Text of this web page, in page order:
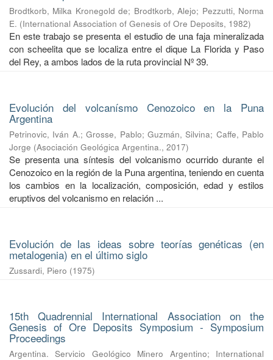
Brodtkorb, Milka Kronegold de; Brodtkorb, Alejo; Pezzutti, Norma
E. (International Association of Genesis of Ore Deposits, 1982)
En este trabajo se presenta el estudio de una faja mineralizada
con scheelita que se localiza entre el dique La Florida y Paso
del Rey, a ambos lados de la ruta provincial Nº 39.
Evolución del volcanísmo Cenozoico en la Puna
Argentina
Petrinovic, Iván A.;Grosse, Pablo; Guzmán, Silvina; Caffe, Pablo
Jorge (Asociación Geológica Argentina., 2017)
Se presenta una síntesis del volcanismo ocurrido durante el
Cenozoico en la región de la Puna argentina, teniendo en cuenta
los cambios en la localización, composición, edad y estilos
eruptivos del volcanismo en relación ...
Evolución de las ideas sobre teorías genéticas (en
metalogenia) en el último siglo
Zussardi, Piero (1975)
15th Quadrennial International Association on the
Genesis of Ore Deposits Symposium - Symposium
Proceedings
Argentina. Servicio Geológico Minero Argentino; International